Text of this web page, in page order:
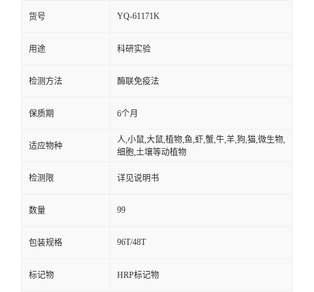
货号 YQ-61171K
用途 科研实验
检测方法 酶联免疫法
保质期 6个月
适应物种
人,小鼠,大鼠,植物,鱼,虾,蟹,牛,羊,狗,猫,微生物,
细胞,土壤等动植物
检测限 详见说明书
数量 99
包装规格 96T/48T
标记物 HRP标记物